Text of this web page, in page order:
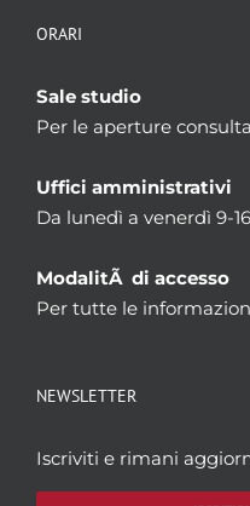
ORARI
Sale studio
Per le aperture
Uffici amministrativi
Da lunedì a venerdì 9-
ModalitÃ di accesso
Per tutte le
NEWSLETTER
Iscriviti e rimani